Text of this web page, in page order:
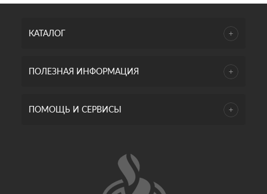
КАТАЛОГ
ПОЛЕЗНАЯ ИНФОРМАЦИЯ
ПОМОЩЬ И СЕРВИСЫ